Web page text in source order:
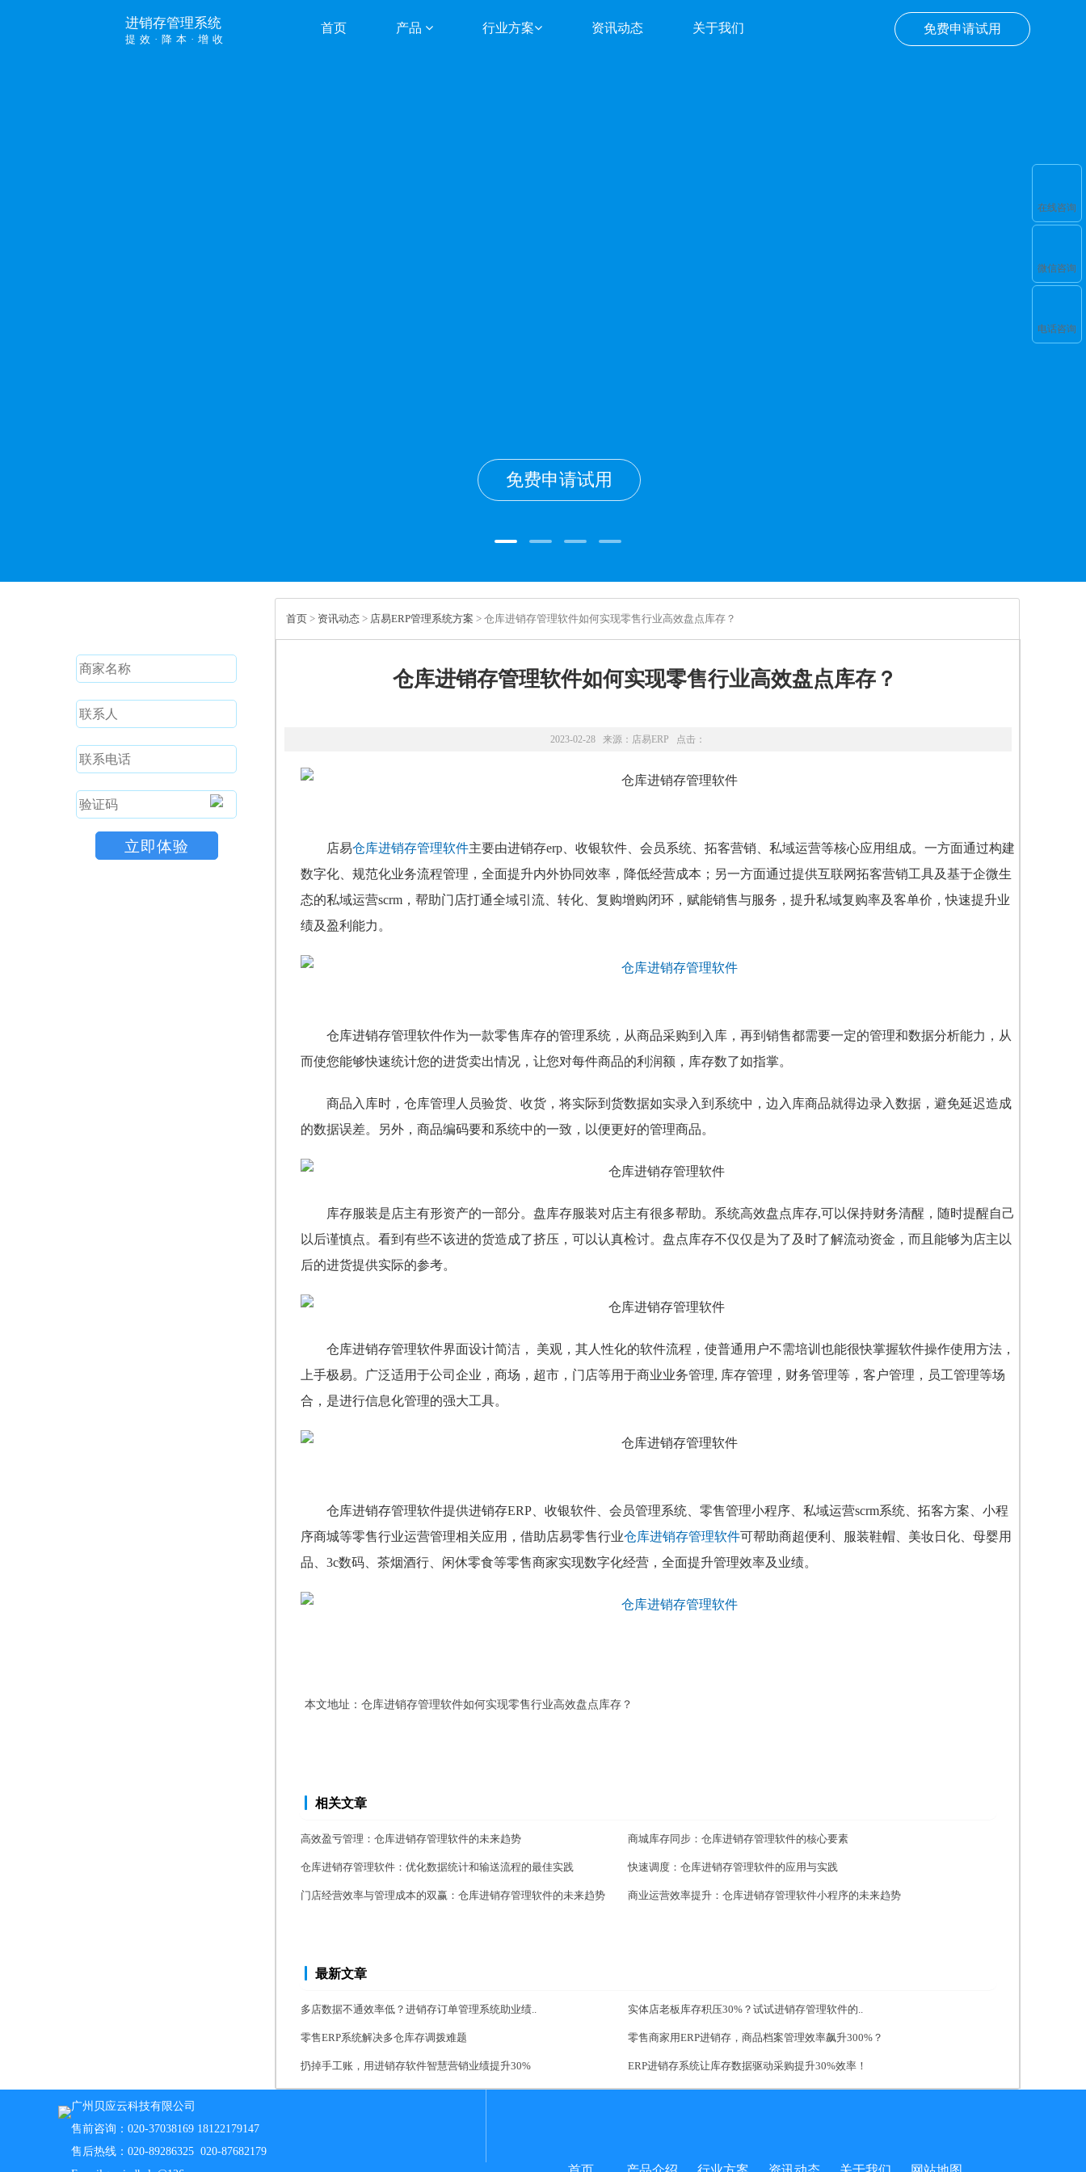
免费申请试用
进销存管理系统
提效·降本·增收
首页 产品 行业方案 资讯动态 关于我们
免费申请试用
首页 > 资讯动态 > 店易ERP管理系统方案 > 仓库进销存管理软件如何实现零售行业高效盘点库存？
仓库进销存管理软件如何实现零售行业高效盘点库存？
2023-02-28 来源： 店易ERP 点击：
店易仓库进销存管理软件主要由进销存erp、收银软件、会员系统、拓客营销、私域运营等核心应用组成。一方面通过构建
数字化、规范化业务流程管理，全面提升内外协同效率，降低经营成本；另一方面通过提供互联网拓客营销工具及基于企微生
态的私域运营scrm，帮助门店打通全域引流、转化、复购增购闭环，赋能销售与服务，提升私域复购率及客单价，快速提升业
绩及盈利能力。
仓库进销存管理软件作为一款零售库存的管理系统，从商品采购到入库，再到销售都需要一定的管理和数据分析能力，从
而使您能够快速统计您的进货卖出情况，让您对每件商品的利润额，库存数了如指掌。
商品入库时，仓库管理人员验货、收货，将实际到货数据如实录入到系统中，边入库商品就得边录入数据，避免延迟造成
的数据误差。另外，商品编码要和系统中的一致，以便更好的管理商品。
库存服装是店主有形资产的一部分。盘库存服装对店主有很多帮助。系统高效盘点库存,可以保持财务清醒，随时提醒自己
以后谨慎点。看到有些不该进的货造成了挤压，可以认真检讨。盘点库存不仅仅是为了及时了解流动资金，而且能够为店主以
后的进货提供实际的参考。
仓库进销存管理软件界面设计简洁， 美观，其人性化的软件流程，使普通用户不需培训也能很快掌握软件操作使用方法，
上手极易。广泛适用于公司企业，商场，超市，门店等用于商业业务管理, 库存管理，财务管理等，客户管理，员工管理等场
合，是进行信息化管理的强大工具。
仓库进销存管理软件提供进销存ERP、收银软件、会员管理系统、零售管理小程序、私域运营scrm系统、拓客方案、小程
序商城等零售行业运营管理相关应用，借助店易零售行业仓库进销存管理软件可帮助商超便利、服装鞋帽、美妆日化、母婴用
品、3c数码、茶烟酒行、闲休零食等零售商家实现数字化经营，全面提升管理效率及业绩。
本文地址： 仓库进销存管理软件如何实现零售行业高效盘点库存？
相关文章
高效盈亏管理：仓库进销存管理软件的未来趋势 商城库存同步：仓库进销存管理软件的核心要素
仓库进销存管理软件：优化数据统计和输送流程的最佳实践 快速调度：仓库进销存管理软件的应用与实践
门店经营效率与管理成本的双赢：仓库进销存管理软件的未来趋势 商业运营效率提升：仓库进销存管理软件小程序的未来趋势
最新文章
多店数据不通效率低？进销存订单管理系统助业绩.. 实体店老板库存积压30%？试试进销存管理软件的..
零售ERP系统解决多仓库存调拨难题 零售商家用ERP进销存，商品档案管理效率飙升300%？
扔掉手工账，用进销存软件智慧营销业绩提升30% ERP进销存系统让库存数据驱动采购提升30%效率！
广州贝应云科技有限公司
售前咨询：020-37038169 18122179147
售后热线：020-89286325 020-87682179
在线咨询
微信咨询
电话咨询